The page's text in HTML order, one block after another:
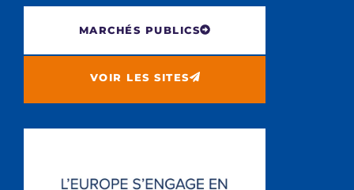
MARCHÉS PUBLICS
VOIR LES SITES